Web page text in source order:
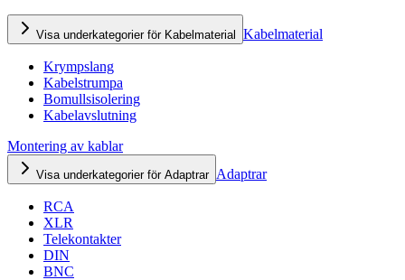
Visa underkategorier för Kabelmaterial Kabelmaterial
Krympslang
Kabelstrumpa
Bomullsisolering
Kabelavslutning
Montering av kablar
Visa underkategorier för Adaptrar Adaptrar
RCA
XLR
Telekontakter
DIN
BNC